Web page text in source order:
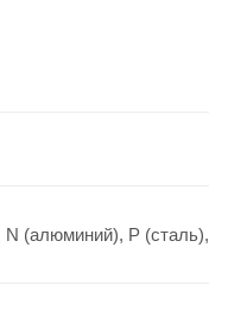
(алюминий), P (сталь),